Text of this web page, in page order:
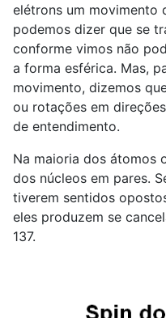
elétrons um movimento
podemos dizer que se
conforme vimos não
a forma esférica. Mas,
movimento, dizemos
ou rotações em
de entendimento.
Na maioria dos átomos
dos núcleos em pares.
tiverem sentidos
eles produzem se
137.